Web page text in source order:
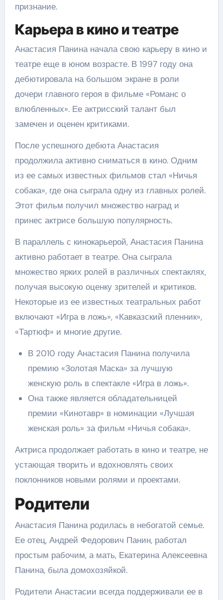
признание.
Карьера в кино и театре
Анастасия Панина начала свою карьеру в кино и
театре еще в юном возрасте. В 1997 году она
дебютировала на большом экране в роли
дочери главного героя в фильме «Романс о
влюбленных». Ее актрисский талант был
замечен и оценен критиками.
После успешного дебюта Анастасия
продолжила активно сниматься в кино. Одним
из ее самых известных фильмов стал «Ничья
собака», где она сыграла одну из главных ролей.
Этот фильм получил множество наград и
принес актрисе большую популярность.
В параллель с кинокарьерой, Анастасия Панина
активно работает в театре. Она сыграла
множество ярких ролей в различных спектаклях,
получая высокую оценку зрителей и критиков.
Некоторые из ее известных театральных работ
включают «Игра в ложь», «Кавказский пленник»,
«Тартюф» и многие другие.
В 2010 году Анастасия Панина получила
премию «Золотая Маска» за лучшую
женскую роль в спектакле «Игра в ложь».
Она также является обладательницей
премии «Кинотавр» в номинации «Лучшая
женская роль» за фильм «Ничья собака».
Актриса продолжает работать в кино и театре, не
устающая творить и вдохновлять своих
поклонников новыми ролями и проектами.
Родители
Анастасия Панина родилась в небогатой семье.
Ее отец, Андрей Федорович Панин, работал
простым рабочим, а мать, Екатерина Алексеевна
Панина, была домохозяйкой.
Родители Анастасии всегда поддерживали ее в